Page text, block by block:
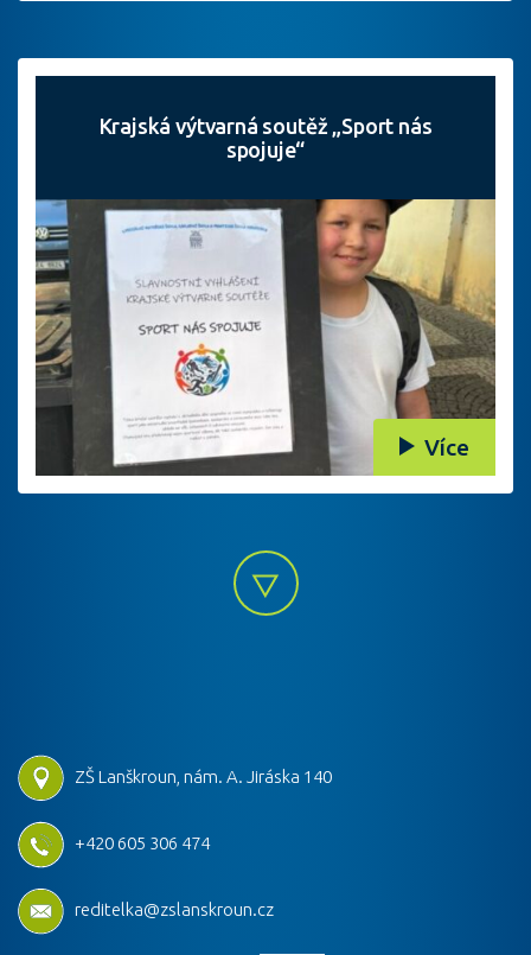
Krajská výtvarná soutěž „Sport nás
spojuje“
Více
ZŠ Lanškroun, nám. A. Jiráska 140
+420 605 306 474
reditelka@zslanskroun.cz